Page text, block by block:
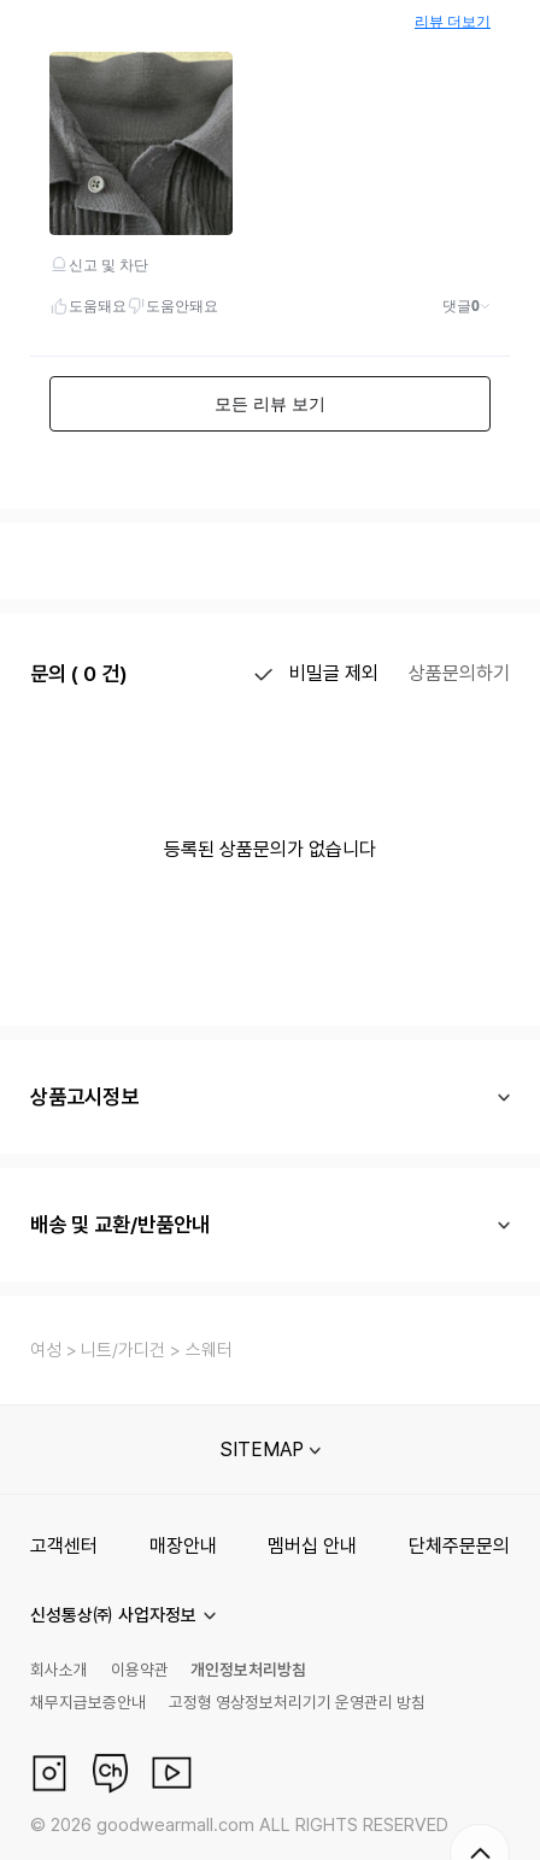
문의 ( 0 건) 비밀글 제외 상품문의하기
등록된 상품문의가 없습니다
상품고시정보
배송 및 교환/반품안내
여성 니트/가디건 스웨터
SITEMAP
고객센터 매장안내 멤버십 안내 단체주문문의
신성통상㈜ 사업자정보
회사소개 이용약관
개인정보처리방침
채무지급보증안내
고정형 영상정보처리기기 운영관리 방침
© 2026 goodwearmall.com ALL RIGHTS RESERVED